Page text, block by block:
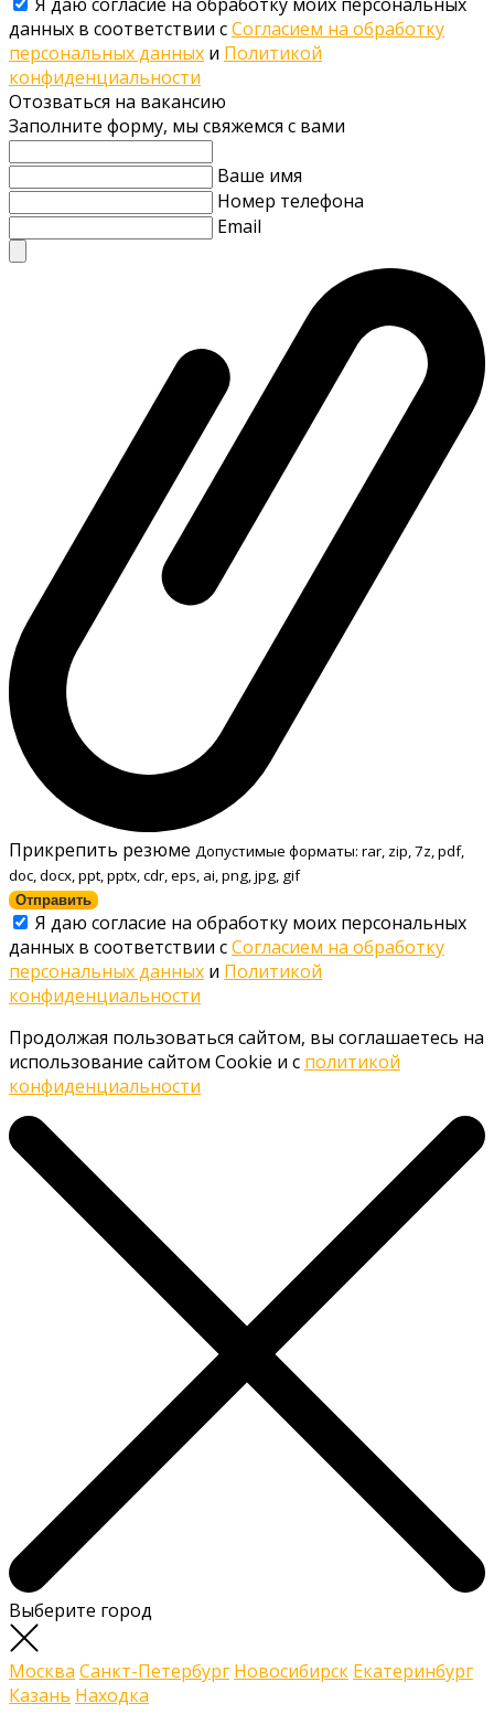
данных в соответствии сСогласием на обработку
персональных данных и Политикой
конфиденциальности
Отозваться на вакансию
Заполните форму, мы свяжемся с вами
Ваше имя
Номер телефона
Email
Прикрепить резюме Допустимые форматы: rar, zip, 7z, pdf,
doc, docx, ppt, pptx, cdr, eps, ai, png, jpg, gif
Отправить
Я даю согласие на обработку моих персональных
данных в соответствии сСогласием на обработку
персональных данных и Политикой
конфиденциальности
Продолжая пользоваться сайтом, вы соглашаетесь на
использование сайтом Cookie и с политикой
конфиденциальности
Выберите город
Москва Санкт-Петербург Новосибирск Екатеринбург
Казань Находка